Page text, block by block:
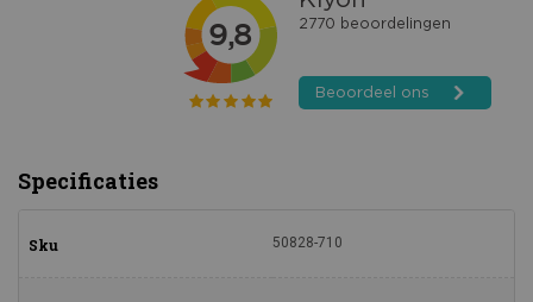
Specificaties
Sku 50828-710